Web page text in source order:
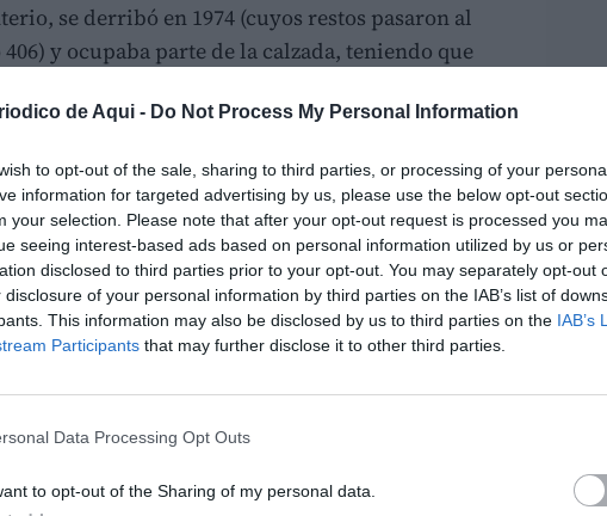
de Aqui - Do Not Process My Personal Information
to opt-out of the sale, sharing to third parties, or processing of your
information for targeted advertising by us, please use the below opt-out
your selection. Please note that after your opt-out request is processed you
seeing interest-based ads based on personal information utilized by us or
disclosed to third parties prior to your opt-out. You may separately opt-out
disclosure of your personal information by third parties on the IAB’s list of
This information may also be disclosed by us to third parties on the IAB’s
Participants that may further disclose it to other third parties.
Data Processing Opt Outs
to opt-out of the Sharing of my personal data.
se derribó en 1974 (cuyos restos pasaron al
y ocupaba parte de la calzada, teniendo que
cruzaba por el pueblo en dirección a Alcublas.
LO